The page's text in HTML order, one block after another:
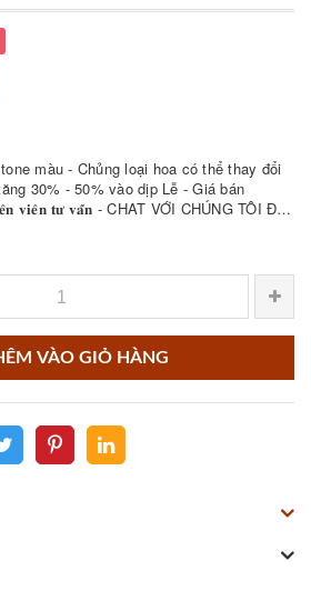
màu - Chủng loại hoa có thể thay đổi
30% - 50% vào dịp Lễ - Giá bán
𝐯𝐢𝐞̂𝐧 𝐭𝐮̛ 𝐯𝐚̂́𝐧 - CHAT VỚI CHÚNG TÔI ĐỂ
VÀO GIỎ HÀNG